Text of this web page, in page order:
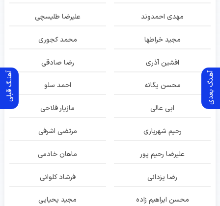
آهنـگ قبلی آهـنگ بعدی
مهدی احمدوند علیرضا طلیسچی
مجید خراطها محمد کجوری
افشین آذری رضا صادقی
محسن یگانه احمد سلو
ابی عالی مازیار فلاحی
رحیم شهریاری مرتضی اشرفی
علیرضا رحیم پور ماهان خادمی
رضا یزدانی فرشاد کلوانی
محسن ابراهیم زاده مجید یحیایی